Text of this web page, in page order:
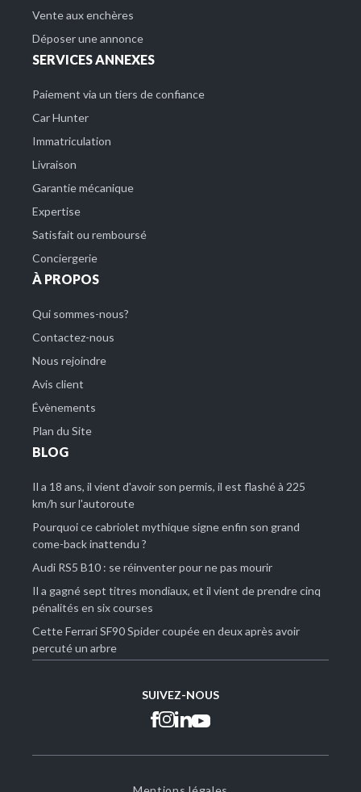
Vente aux enchères
Déposer une annonce
SERVICES ANNEXES
Paiement via un tiers de confiance
Car Hunter
Immatriculation
Livraison
Garantie mécanique
Expertise
Satisfait ou remboursé
Conciergerie
À PROPOS
Qui sommes-nous?
Contactez-nous
Nous rejoindre
Avis client
Évènements
Plan du Site
BLOG
Il a 18 ans, il vient d'avoir son permis, il est flashé à 225
km/h sur l'autoroute
Pourquoi ce cabriolet mythique signe enfin son grand
come-back inattendu ?
Audi RS5 B10 : se réinventer pour ne pas mourir
Il a gagné sept titres mondiaux, et il vient de prendre cinq
pénalités en six courses
Cette Ferrari SF90 Spider coupée en deux après avoir
percuté un arbre
SUIVEZ-NOUS